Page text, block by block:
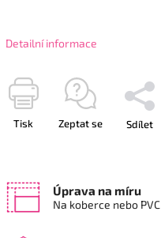
Detailní informace
Tisk Zeptat se Sdílet
Úprava na míru
Na koberce nebo PVC